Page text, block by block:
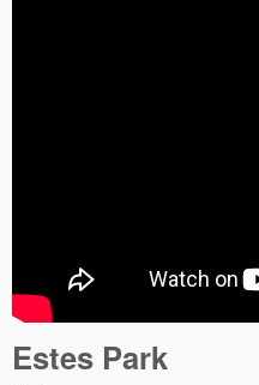
Estes Park